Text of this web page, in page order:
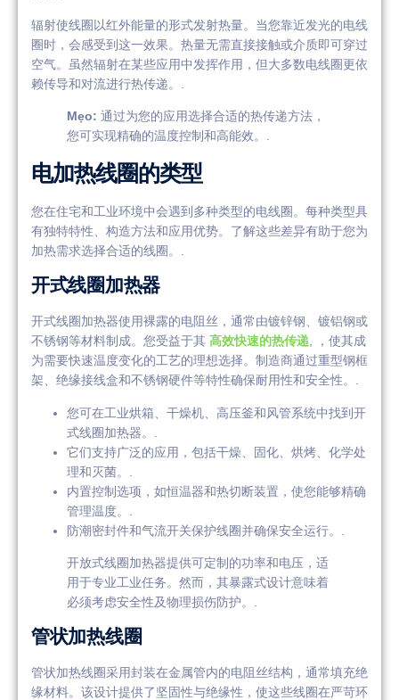
辐射使线圈以红外能量的形式发射热量。当您靠近发光的电线
圈时，会感受到这一效果。热量无需直接接触或介质即可穿过
空气。虽然辐射在某些应用中发挥作用，但大多数电线圈更依
赖传导和对流进行热传递。.
Mẹo: 通过为您的应用选择合适的热传递方法，
您可实现精确的温度控制和高能效。.
电加热线圈的类型
您在住宅和工业环境中会遇到多种类型的电线圈。每种类型具
有独特特性、构造方法和应用优势。了解这些差异有助于您为
加热需求选择合适的线圈。.
开式线圈加热器
开式线圈加热器使用裸露的电阻丝，通常由镀锌钢、镀铝钢或
不锈钢等材料制成。您受益于其 高效快速的热传递 , ，使其成
为需要快速温度变化的工艺的理想选择。制造商通过重型钢框
架、绝缘接线盒和不锈钢硬件等特性确保耐用性和安全性。.
您可在工业烘箱、干燥机、高压釜和风管系统中找到开
式线圈加热器。.
它们支持广泛的应用，包括干燥、固化、烘烤、化学处
理和灭菌。.
内置控制选项，如恒温器和热切断装置，使您能够精确
管理温度。.
防潮密封件和气流开关保护线圈并确保安全运行。.
开放式线圈加热器提供可定制的功率和电压，适
用于专业工业任务。然而，其暴露式设计意味着
必须考虑安全性及物理损伤防护。.
管状加热线圈
管状加热线圈采用封装在金属管内的电阻丝结构，通常填充绝
缘材料。该设计提供了坚固性与绝缘性，使这些线圈在严苛环